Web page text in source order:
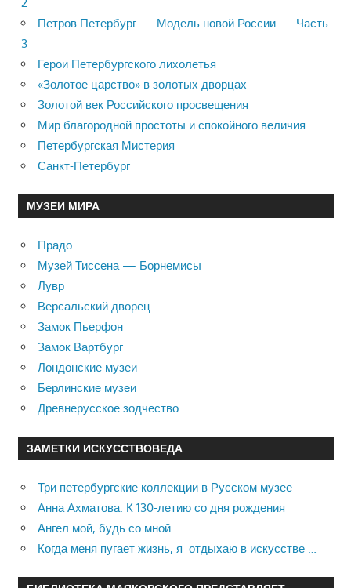
Петров Петербург — Модель новой России — Часть
3
Герои Петербургского лихолетья
«Золотое царство» в золотых дворцах
Золотой век Российского просвещения
Мир благородной простоты и спокойного величия
Петербургская Мистерия
Санкт-Петербург
МУЗЕИ МИРА
Прадо
Музей Тиссена — Борнемисы
Лувр
Версальский дворец
Замок Пьерфон
Замок Вартбург
Лондонские музеи
Берлинские музеи
Древнерусское зодчество
ЗАМЕТКИ ИСКУССТВОВЕДА
Три петербургские коллекции в Русском музее
Анна Ахматова. К 130-летию со дня рождения
Ангел мой, будь со мной
Когда меня пугает жизнь, я отдыхаю в искусстве …